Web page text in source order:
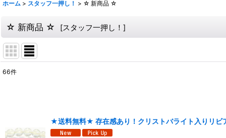
ホーム > スタッフ一押し！ > ☆ 新商品 ☆
☆ 新商品 ☆ [スタッフ一押し！ ]
66件
★送料無料★ 存在感あり！クリストバライト入りリビ